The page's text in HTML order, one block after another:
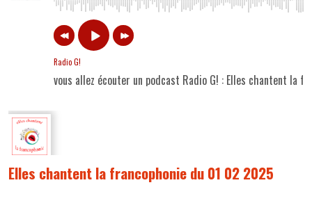
Radio G!
vous allez écouter un podcast Radio G! : Elles chantent la
Elles chantent la francophonie du 01 02 2025